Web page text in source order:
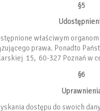
§5
właściwym
prawa. Ponadto
15, 60-327 Poznań w
§6
dostępu do swoich